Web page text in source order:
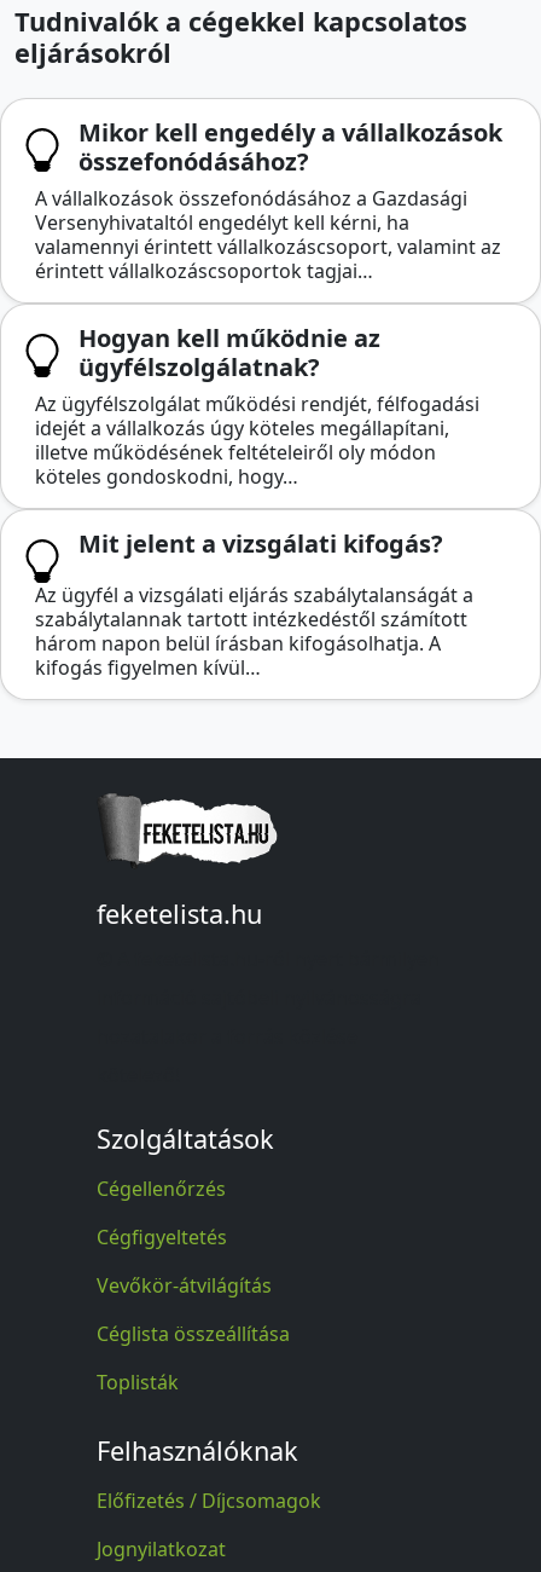
Tudnivalók a cégekkel kapcsolatos
eljárásokról
Mikor kell engedély a vállalkozások
összefonódásához?
A vállalkozások összefonódásához a Gazdasági
Versenyhivataltól engedélyt kell kérni, ha
valamennyi érintett vállalkozáscsoport, valamint az
érintett vállalkozáscsoportok tagjai…
Hogyan kell működnie az
ügyfélszolgálatnak?
Az ügyfélszolgálat működési rendjét, félfogadási
idejét a vállalkozás úgy köteles megállapítani,
illetve működésének feltételeiről oly módon
köteles gondoskodni, hogy…
Mit jelent a vizsgálati kifogás?
Az ügyfél a vizsgálati eljárás szabálytalanságát a
szabálytalannak tartott intézkedéstől számított
három napon belül írásban kifogásolhatja. A
kifogás figyelmen kívül…
feketelista.hu
Szolgáltatások
Cégellenőrzés
Cégfigyeltetés
Vevőkör-átvilágítás
Céglista összeállítása
Toplisták
Felhasználóknak
Előfizetés / Díjcsomagok
Jognyilatkozat